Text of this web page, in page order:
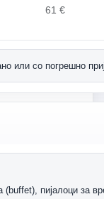
61 €
или со погрешно
(buffet), пијалоци за